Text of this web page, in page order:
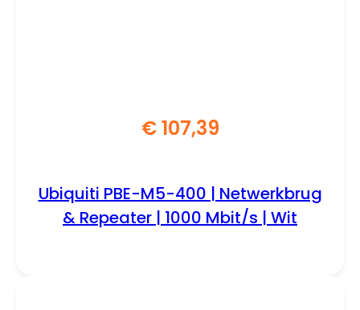
€107,39
Ubiquiti PBE-M5-400 | Netwerkbrug
& Repeater | 1000 Mbit/s | Wit